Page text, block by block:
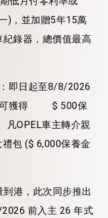
) ， 並加贈5年15萬
紀錄器 ， 總價值最高
： 即日起至8/8/2026
獲得 $ 500保
凡OPEL車主轉介親
禮包 ($ 6,000保養金
到港，此次同步推出
前入主 26 年式